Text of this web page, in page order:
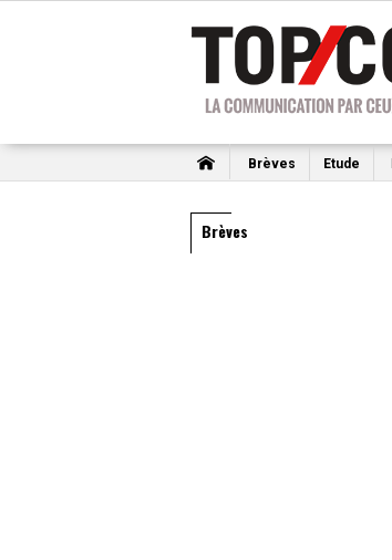
Brèves Etude
Brèves